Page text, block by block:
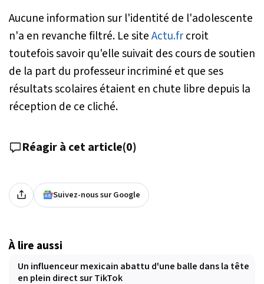
Aucune information sur l'identité de l'adolescente
n'a en revanche filtré. Le siteActu.frcroit
toutefois savoir qu'elle suivait des cours de soutien
de la part du professeur incriminé et que ses
résultats scolaires étaient en chute libre depuis la
réception de ce cliché.
Réagir à cet article(0)
Suivez-nous sur Google
À lire aussi
Un influenceur mexicain abattu d'une balle dans la tête
en plein direct sur TikTok